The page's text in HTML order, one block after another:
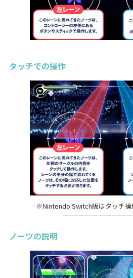
タッチでの操作
※Nintendo Switch版はタッチ操
ノーツの説明